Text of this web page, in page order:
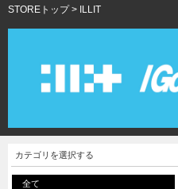
STOREトップ> ILLIT
カテゴリを選択する
全て